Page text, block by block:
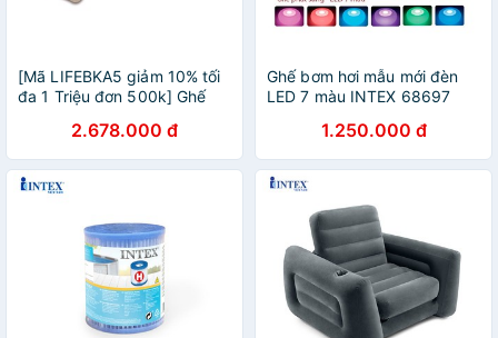
[Mã LIFEBKA5 giảm 10% tối
đa 1 Triệu đơn 500k] Ghế
2.678.000 đ
Ghế bơm hơi mẫu mới đèn
LED 7 màu INTEX 68697
1.250.000 đ